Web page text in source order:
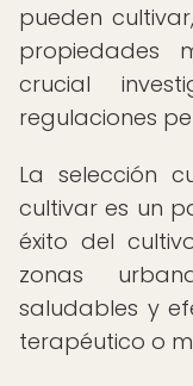
pueden
propiedades
crucial
regulaciones
La selección
cultivar es un
éxito del
zonas
saludables y
terapéutico o